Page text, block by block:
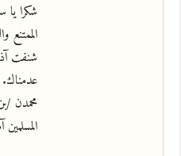
شكرا يا
شنفت
عدمناك.
محمدن /
المسلمين